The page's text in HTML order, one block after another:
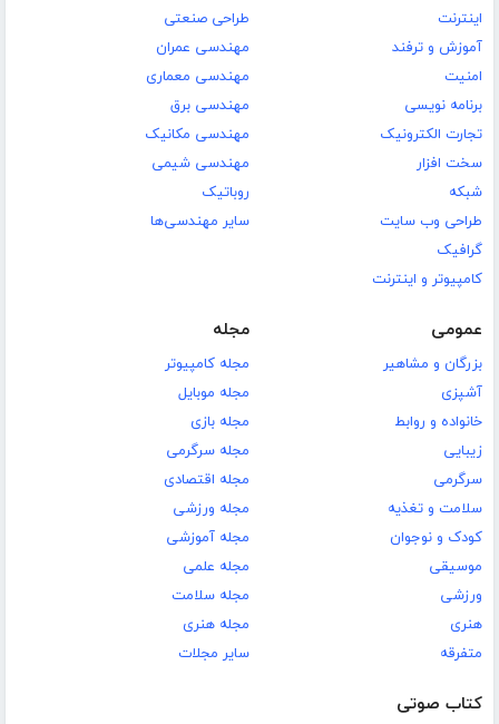
اینترنت
آموزش و ترفند
امنیت
برنامه نویسی
تجارت الکترونیک
سخت افزار
شبکه
طراحی وب سایت
گرافیک
کامپیوتر و اینترنت
طراحی صنعتی
مهندسی عمران
مهندسی معماری
مهندسی برق
مهندسی مکانیک
مهندسی شیمی
روباتیک
سایر مهندسی‌ها
عمومی
بزرگان و مشاهیر
آشپزی
خانواده و روابط
زیبایی
سرگرمی
سلامت و تغذیه
کودک و نوجوان
موسیقی
ورزشی
هنری
متفرقه
مجله
مجله کامپیوتر
مجله موبایل
مجله بازی
مجله سرگرمی
مجله اقتصادی
مجله ورزشی
مجله آموزشی
مجله علمی
مجله سلامت
مجله هنری
سایر مجلات
کتاب صوتی